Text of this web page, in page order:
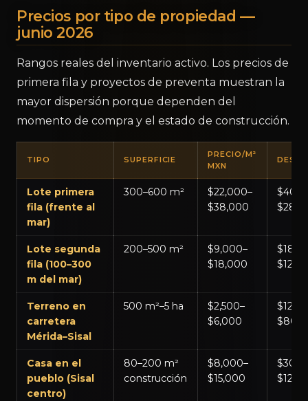
Precios por tipo de propiedad —
junio 2026
Rangos reales del inventario activo. Los precios de
primera fila y proyectos de preventa muestran la
mayor dispersión porque dependen del
momento de compra y el estado de construcción.
TIPO SUPERFICIE
PRECIO/M²
MXN
Lote primera
fila (frente al
mar)
300–600 m²
$22,000–
$38,000
Lote segunda
fila (100–300
m del mar)
200–500 m²
$9,000–
$18,000
Terreno en
carretera
Mérida–Sisal
500 m²–5 ha
$2,500–
$6,000
Casa en el
pueblo (Sisal
centro)
80–200 m²
construcción
$8,000–
$15,000